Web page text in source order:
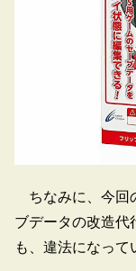
ちなみに、今回
ブデータの改造代
も、違法になって